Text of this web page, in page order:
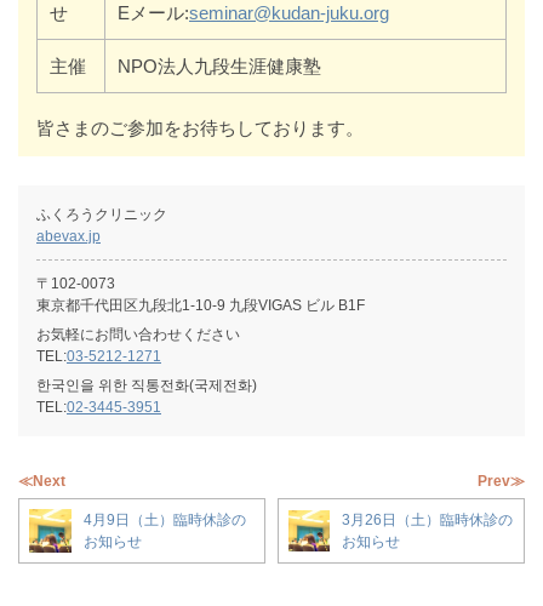
せ Eメール:seminar@kudan-juku.org
主催 NPO法人九段生涯健康塾
皆さまのご参加をお待ちしております。
ふくろうクリニック
abevax.jp
〒102-0073
東京都千代田区九段北1-10-9 九段VIGAS ビル B1F
お気軽にお問い合わせください
TEL:03-5212-1271
한국인을 위한 직통전화(국제전화)
TEL:02-3445-3951
≪Next
4月9日（土）臨時休診の
お知らせ
Prev≫
3月26日（土）臨時休診の
お知らせ